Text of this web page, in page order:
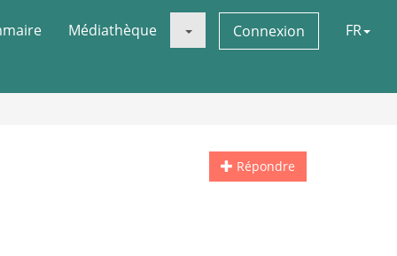
Médiathèque Connexion FR
Répondre